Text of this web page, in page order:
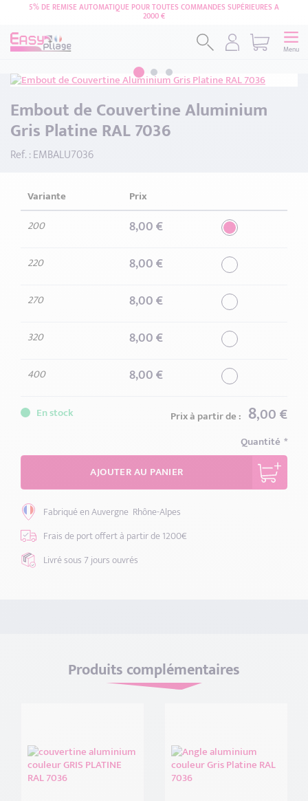
5% DE REMISE AUTOMATIQUE POUR TOUTES COMMANDES SUPÉRIEURES A
2000 €
Menu
Embout de Couvertine Aluminium
Gris Platine RAL 7036
Ref. : EMBALU7036
Variante
Prix
200
8,00 €
220 8,00 €
270 8,00 €
320 8,00 €
400 8,00 €
En stock Prix à partir de : 8,00 €
Quantité
AJOUTER AU PANIER
Fabriqué en Auvergne Rhône-Alpes
Frais de port offertà partir de 1200€
Livré sous 7 joursouvrés
Produits complémentaires